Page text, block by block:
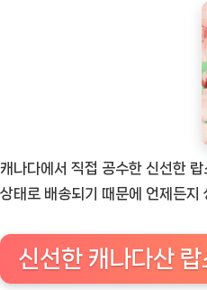
캐나다에서 직접 공수한 신선한
상태로 배송되기 때문에 언제든지
신선한 캐나다산